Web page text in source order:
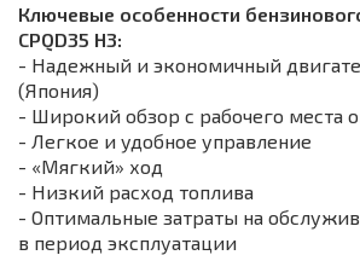
Ключевые особенности
CPQD35 H3:
- Надежный и экономичный
(Япония)
- Широкий обзор с рабочего места
- Легкое и удобное управление
- «Мягкий» ход
- Низкий расход топлива
- Оптимальные затраты на
в период эксплуатации